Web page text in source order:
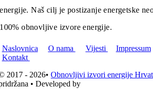
energije. Naš cilj je postizanje energetske
100% obnovljive izvore energije.
Naslovnica O nama Vijesti Impressum
Kontakt
2017 - 2026•Obnovljivi izvori energije
• Developed by